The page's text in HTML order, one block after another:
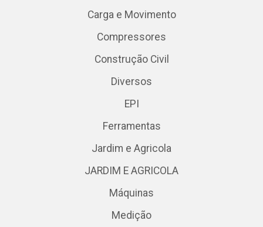
Carga e Movimento
Compressores
Construção Civil
Diversos
EPI
Ferramentas
Jardim e Agricola
JARDIM E AGRICOLA
Máquinas
Medição